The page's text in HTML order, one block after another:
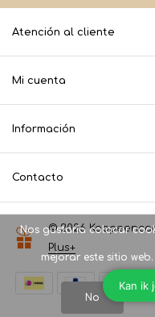
Atención al cliente
Mi cuenta
Información
Contacto
© 2026
Plus+
Nos gustaría colocar
mejorar este sitio
No